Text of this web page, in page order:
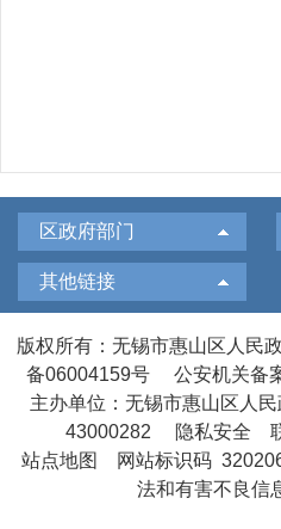
区政府部门
其他链接
版权所有：无锡市惠山区人民
备06004159号
公安机关备
主办单位：无锡市惠山区人
43000282
隐私安全
站点地图
网站标识码
法和有害不良信